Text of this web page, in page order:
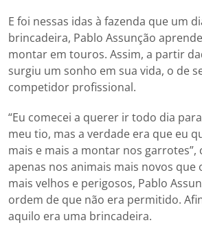
E foi nessas idas à fazenda que um
brincadeira, Pablo Assunção
montar em touros. Assim, a partir
surgiu um sonho em sua vida, o de
competidor profissional.
“Eu comecei a querer ir todo dia
meu tio, mas a verdade era que eu
mais e mais a montar nos garrotes”,
apenas nos animais mais novos que
mais velhos e perigosos, Pablo
ordem de que não era permitido.
aquilo era uma brincadeira.